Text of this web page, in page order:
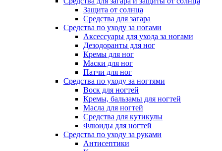
Защита от солнца
Средства для загара
Средства по уходу за ногами
Аксессуары для ухода за ногами
Дезодоранты для ног
Кремы для ног
Маски для ног
Патчи для ног
Средства по уходу за ногтями
Воск для ногтей
Кремы, бальзамы для ногтей
Масла для ногтей
Средства для кутикулы
Флюиды для ногтей
Средства по уходу за руками
Антисептики